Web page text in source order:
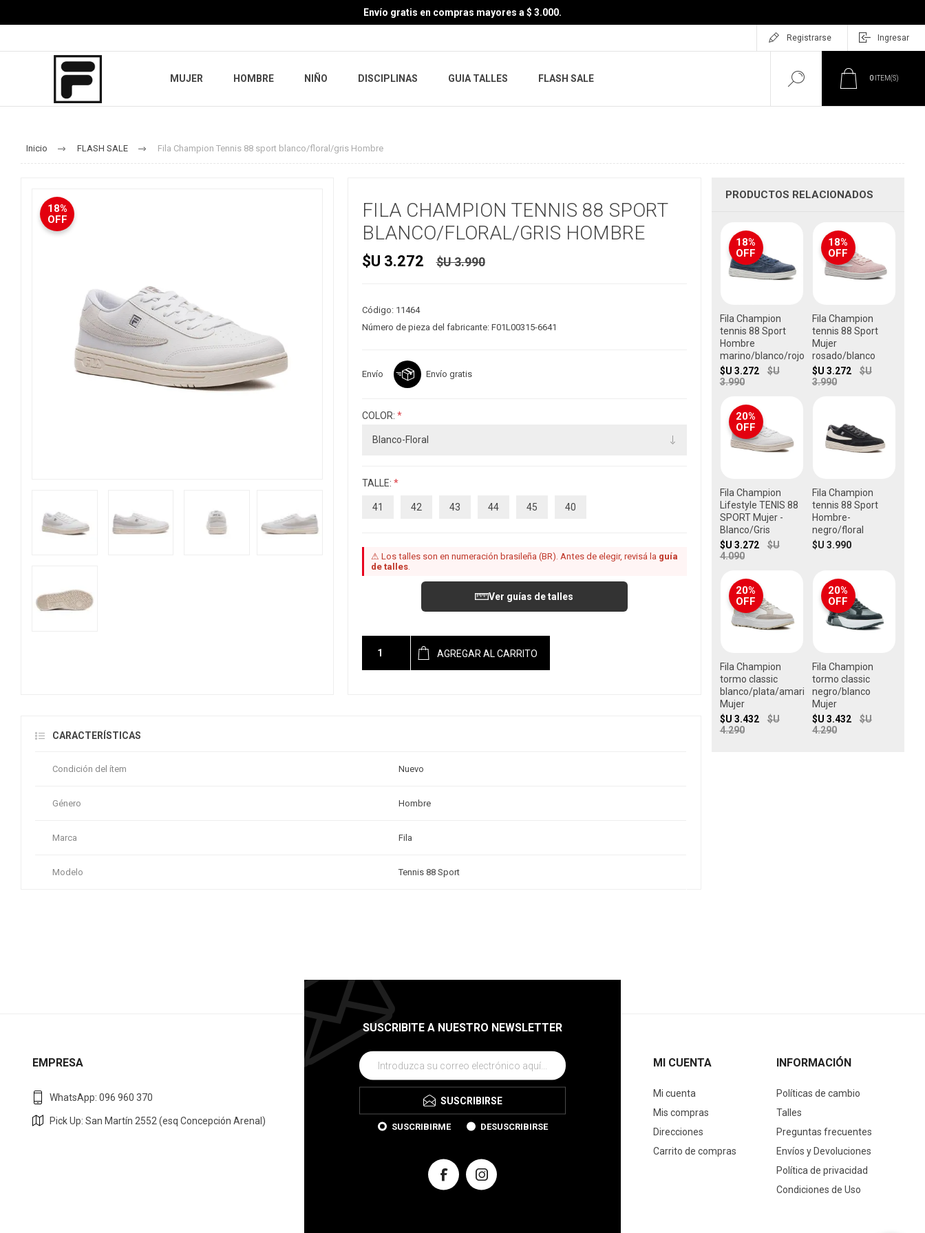
Envío gratis en compras mayores a $ 3.000.
Registrarse Ingresar
MUJER HOMBRE NIÑO DISCIPLINAS GUIA TALLES FLASH SALE 0 ITEM(S)
Inicio FLASH SALE Fila Champion Tennis 88 sport blanco/floral/gris Hombre
18%
OFF
FILA CHAMPION TENNIS 88 SPORT
BLANCO/FLORAL/GRIS HOMBRE
$U 3.272 $U 3.990
Código: 11464
Número de pieza del fabricante: F01L00315-6641
Envío Envío gratis
COLOR: *
TALLE: *
41 42 43 44 45 40
⚠ Los talles son en numeración brasileña (BR). Antes de elegir, revisá la guía
de talles.
Ver guías de talles
AGREGAR AL CARRITO
CARACTERÍSTICAS
Condición del ítem Nuevo
Género Hombre
Marca Fila
Modelo Tennis 88 Sport
PRODUCTOS RELACIONADOS
18%
OFF
Fila Champion
tennis 88 Sport
Hombre
marino/blanco/rojo
$U 3.272
$U
3.990
18%
OFF
Fila Champion
tennis 88 Sport
Mujer
rosado/blanco
$U 3.272
$U
3.990
20%
OFF
Fila Champion
Lifestyle TENIS 88
SPORT Mujer -
Blanco/Gris
$U 3.272
$U
4.090
Fila Champion
tennis 88 Sport
Hombre-
negro/floral
$U 3.990
20%
OFF
Fila Champion
tormo classic
blanco/plata/amarillo
Mujer
$U 3.432
$U
4.290
20%
OFF
Fila Champion
tormo classic
negro/blanco
Mujer
$U 3.432
$U
4.290
SUSCRIBITE A NUESTRO NEWSLETTER
SUSCRIBIRSE
SUSCRIBIRME DESUSCRIBIRSE
EMPRESA
WhatsApp: 096 960 370
Pick Up: San Martín 2552 (esq Concepción Arenal)
MI CUENTA
Mi cuenta
Mis compras
Direcciones
Carrito de compras
INFORMACIÓN
Políticas de cambio
Talles
Preguntas frecuentes
Envíos y Devoluciones
Política de privacidad
Condiciones de Uso